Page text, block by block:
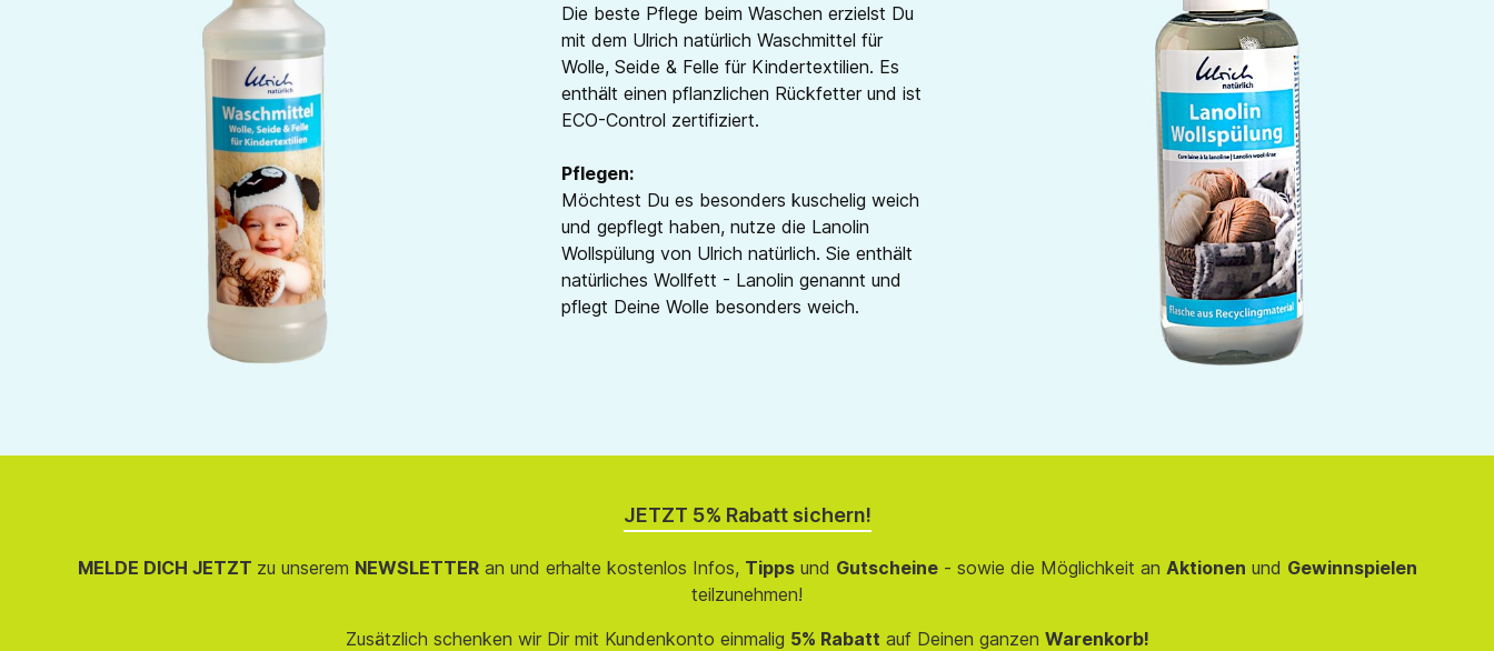
Die beste Pflege beim Waschen erzielst Du
mit dem Ulrich natürlich Waschmittel für
Wolle, Seide & Felle für Kindertextilien. Es
enthält einen pflanzlichen Rückfetter und ist
ECO-Control zertifiziert.
Pflegen:
Möchtest Du es besonders kuschelig weich
und gepflegt haben, nutze die Lanolin
Wollspülung von Ulrich natürlich. Sie enthält
natürliches Wollfett - Lanolin genannt und
pflegt Deine Wolle besonders weich.
JETZT 5% Rabatt sichern!
MELDE DICH JETZT zu unserem NEWSLETTERan und erhalte kostenlos Infos, Tippsund Gutscheine- sowie die Möglichkeit an Aktionen und Gewinnspielen
teilzunehmen!
Zusätzlich schenken wir Dir mit Kundenkonto einmalig 5% Rabatt auf Deinen ganzen Warenkorb!